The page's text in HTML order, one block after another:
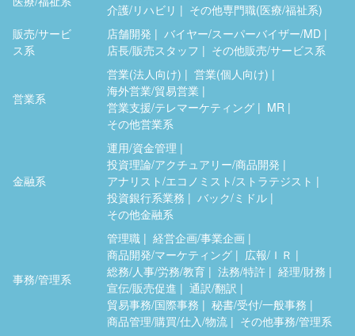
介護/リハビリ
その他専門職(医療/福祉系)
販売/サービ
ス系
店舗開発
バイヤー/スーパーバイザー/MD
店長/販売スタッフ
その他販売/サービス系
営業系
営業(法人向け)
営業(個人向け)
海外営業/貿易営業
営業支援/テレマーケティング
MR
その他営業系
金融系
運用/資金管理
投資理論/アクチュアリー/商品開発
アナリスト/エコノミスト/ストラテジスト
投資銀行系業務
バック/ミドル
その他金融系
事務/管理系
管理職
経営企画/事業企画
商品開発/マーケティング
広報/ＩＲ
総務/人事/労務/教育
法務/特許
経理/財務
宣伝/販売促進
通訳/翻訳
貿易事務/国際事務
秘書/受付/一般事務
商品管理/購買/仕入/物流
その他事務/管理系